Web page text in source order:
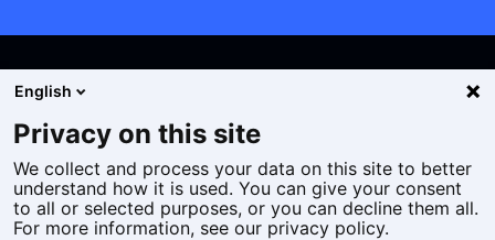
Cookies
Privacy statement
Toegankelijkheid
English
Privacy on this site
We collect and process your data on this site to better
understand how it is used. You can give your consent
to all or selected purposes, or you can decline them all.
For more information, see our privacy policy.